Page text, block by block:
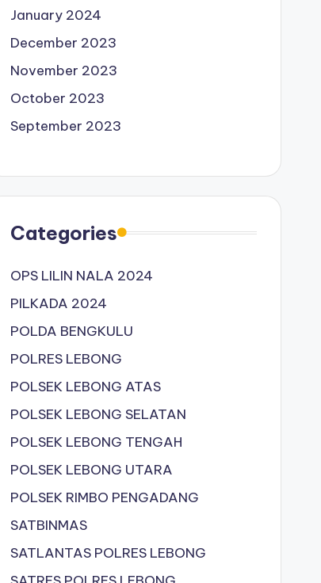
January 2024
December 2023
November 2023
October 2023
September 2023
Categories
OPS LILIN NALA 2024
PILKADA 2024
POLDA BENGKULU
POLRES LEBONG
POLSEK LEBONG ATAS
POLSEK LEBONG SELATAN
POLSEK LEBONG TENGAH
POLSEK LEBONG UTARA
POLSEK RIMBO PENGADANG
SATBINMAS
SATLANTAS POLRES LEBONG